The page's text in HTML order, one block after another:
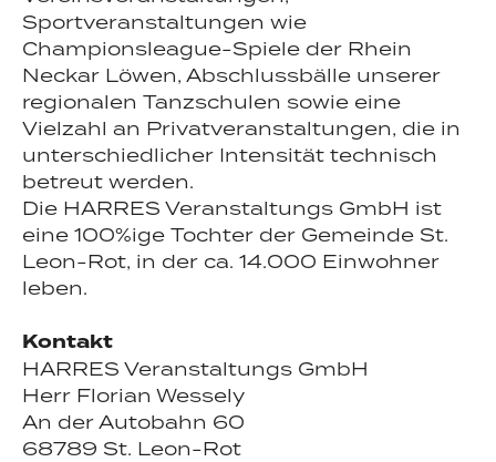
Sportveranstaltungen wie
Championsleague-Spiele der Rhein
Neckar Löwen, Abschlussbälle unserer
regionalen Tanzschulen sowie eine
Vielzahl an Privatveranstaltungen, die in
unterschiedlicher Intensität technisch
betreut werden.
Die HARRES Veranstaltungs GmbH ist
eine 100%ige Tochter der Gemeinde St.
Leon-Rot, in der ca. 14.000 Einwohner
leben.
Kontakt
HARRES Veranstaltungs GmbH
Herr Florian Wessely
An der Autobahn 60
68789 St. Leon-Rot